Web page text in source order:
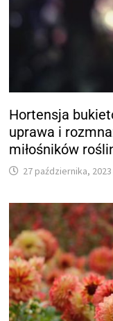
Hortensja
uprawa i
miłośników
27 października, 2023